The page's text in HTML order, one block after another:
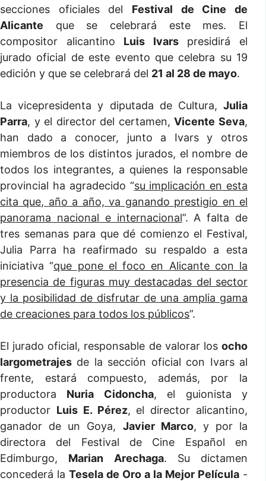
secciones oficiales del Festival de Cine de
Alicante que se celebrará este mes. El
compositor alicantino Luis Ivarspresidirá el
jurado oficial de este evento que celebra su 19
edición y que se celebrará del 21 al 28 de mayo.
La vicepresidenta y diputada de Cultura, Julia
Parra, y el director del certamen,Vicente Seva,
han dado a conocer, junto a Ivars y otros
miembros de los distintos jurados, el nombre de
todos los integrantes, a quienes la responsable
provincial ha agradecido “su implicación en esta
cita que, año a año, va ganando prestigio en el
panorama nacional e internacional”. A falta de
tres semanas para que dé comienzo el Festival,
Julia Parra ha reafirmado su respaldo a esta
iniciativa “que pone el foco en Alicante con la
presencia de figuras muy destacadas del sector
y la posibilidad de disfrutar de una amplia gama
de creaciones para todos los públicos”.
El jurado oficial, responsable de valorar los ocho
largometrajes de la sección oficial con Ivars al
frente, estará compuesto, además, por la
productora Nuria Cidoncha, el guionista y
productor Luis E. Pérez, el director alicantino,
ganador de un Goya, Javier Marco, y por la
directora del Festival de Cine Español en
Edimburgo, Marian Arechaga. Su dictamen
concederá la Tesela de Oro a la Mejor Película -